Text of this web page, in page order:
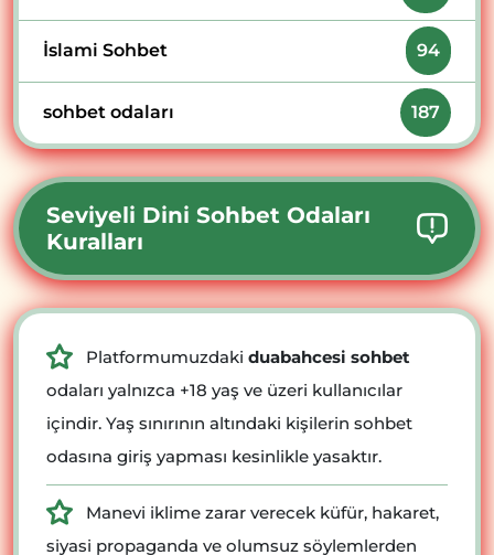
İslami Sohbet 94
sohbet odaları 187
Seviyeli Dini Sohbet Odaları
Kuralları
Platformumuzdaki duabahcesi sohbet
odaları yalnızca +18 yaş ve üzeri kullanıcılar
içindir. Yaş sınırının altındaki kişilerin sohbet
odasına giriş yapması kesinlikle yasaktır.
Manevi iklime zarar verecek küfür, hakaret,
siyasi propaganda ve olumsuz söylemlerden